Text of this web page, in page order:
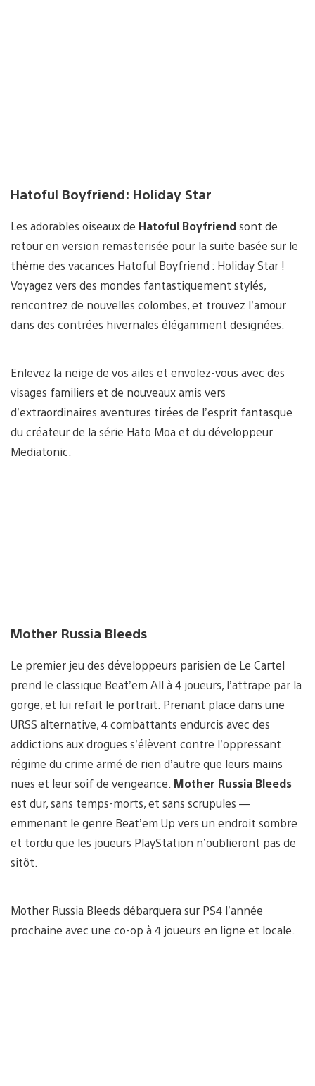
Hatoful Boyfriend: Holiday Star
Les adorables oiseaux de Hatoful Boyfriendsont de
retour en version remasterisée pour la suite basée sur le
thème des vacances Hatoful Boyfriend : Holiday Star !
Voyagez vers des mondes fantastiquement stylés,
rencontrez de nouvelles colombes, et trouvez l’amour
dans des contrées hivernales élégamment designées.
Enlevez la neige de vos ailes et envolez-vous avec des
visages familiers et de nouveaux amis vers
d’extraordinaires aventures tirées de l’esprit fantasque
du créateur de la série Hato Moa et du développeur
Mediatonic.
Mother Russia Bleeds
Le premier jeu des développeurs parisien de Le Cartel
prend le classique Beat’em All à 4 joueurs, l’attrape par la
gorge, et lui refait le portrait. Prenant place dans une
URSS alternative, 4 combattants endurcis avec des
addictions aux drogues s’élèvent contre l’oppressant
régime du crime armé de rien d’autre que leurs mains
nues et leur soif de vengeance. Mother Russia Bleeds
est dur, sans temps-morts, et sans scrupules —
emmenant le genre Beat’em Up vers un endroit sombre
et tordu que les joueurs PlayStation n’oublieront pas de
sitôt.
Mother Russia Bleeds débarquera sur PS4 l’année
prochaine avec une co-op à 4 joueurs en ligne et locale.